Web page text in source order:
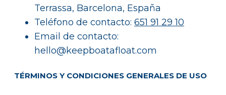
Terrassa, Barcelona, España
Teléfono de contacto: 651 91 29 10
Email de contacto:
hello@keepboatafloat.com
TÉRMINOS Y CONDICIONES GENERALES DE USO